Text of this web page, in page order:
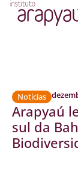
Notícias
Arapyaú
sul da